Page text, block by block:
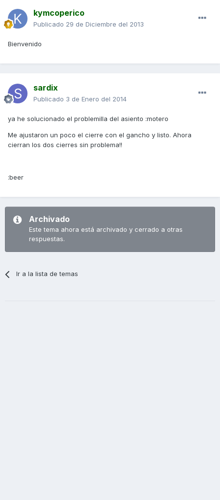
kymcoperico
Publicado 29 de Diciembre del 2013
Bienvenido
sardix
Publicado 3 de Enero del 2014
ya he solucionado el problemilla del asiento :motero
Me ajustaron un poco el cierre con el gancho y listo. Ahora
cierran los dos cierres sin problema!!
:beer
Archivado
Este tema ahora está archivado y cerrado a otras
respuestas.
Ir a la lista de temas